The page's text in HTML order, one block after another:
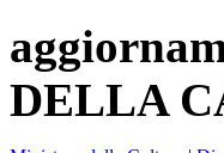
DELLA